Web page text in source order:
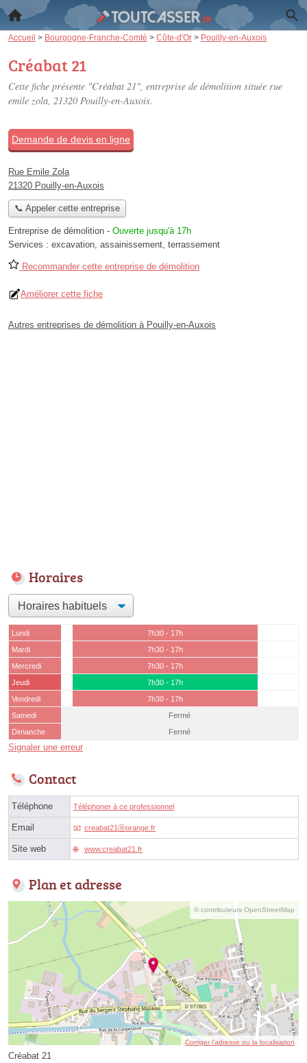
Accueil > Bourgogne-Franche-Comté > Côte-d'Or > Pouilly-en-Auxois
Créabat 21
Cette fiche présente "Créabat 21", entreprise de démolition située rue
emile zola, 21320 Pouilly-en-Auxois.
Demande de devis en ligne
Rue Emile Zola
21320 Pouilly-en-Auxois
📞 Appeler cette entreprise
Entreprise de démolition - Ouverte jusqu'à 17h
Services : excavation, assainissement, terrassement
Recommander cette entreprise de démolition
Améliorer cette fiche
Autres entreprises de démolition à Pouilly-en-Auxois
Horaires
Lundi
7h30 - 17h
Mardi
7h30 - 17h
Mercredi
7h30 - 17h
Jeudi
7h30 - 17h
Vendredi
7h30 - 17h
Samedi
Fermé
Dimanche
Fermé
Signaler une erreur
Contact
Téléphone Téléphoner à ce professionnel
Email creabat21ⓐorange.fr
Site web www.creabat21.fr
Plan et adresse
© contributeurs OpenStreetMap
Corriger l’adresse ou la localisation
Créabat 21